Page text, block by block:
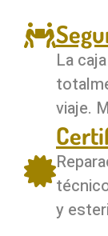
La
viaje.
y